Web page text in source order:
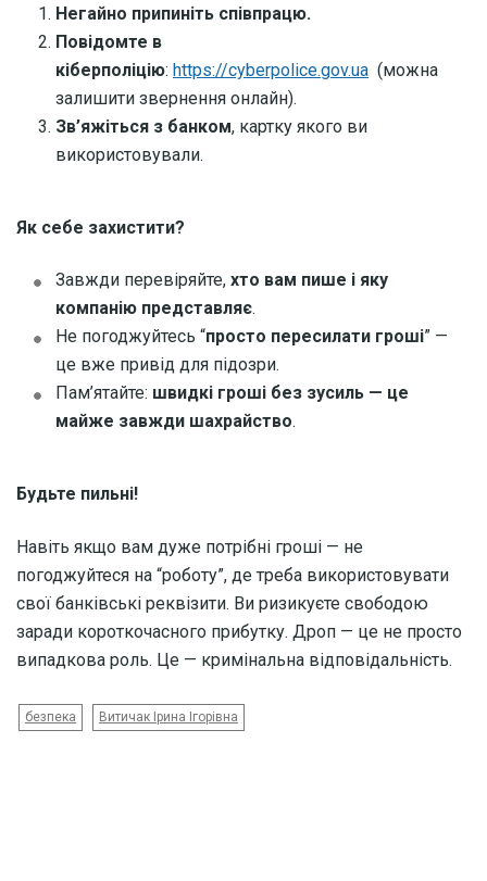
Негайно припиніть співпрацю.
Повідомте в
кіберполіцію: https://cyberpolice.gov.ua (можна
залишити звернення онлайн).
Зв’яжіться з банком, картку якого ви
використовували.
Як себе захистити?
Завжди перевіряйте, хто вам пише і яку
компанію представляє.
Не погоджуйтесь “просто пересилати гроші” —
це вже привід для підозри.
Пам’ятайте: швидкі гроші без зусиль — це
майже завжди шахрайство.
Будьте пильні!
Навіть якщо вам дуже потрібні гроші — не
погоджуйтеся на “роботу”, де треба використовувати
свої банківські реквізити. Ви ризикуєте свободою
заради короткочасного прибутку. Дроп — це не просто
випадкова роль. Це — кримінальна відповідальність.
безпека Витичак Ірина Ігорівна